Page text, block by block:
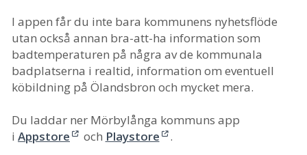
I appen får du inte bara kommunens nyhetsflöde
utan också annan bra-att-ha information som
badtemperaturen på några av de kommunala
badplatserna i realtid, information om eventuell
köbildning på Ölandsbron och mycket mera.
Du laddar ner Mörbylånga kommuns app
i Appstore och Playstore .